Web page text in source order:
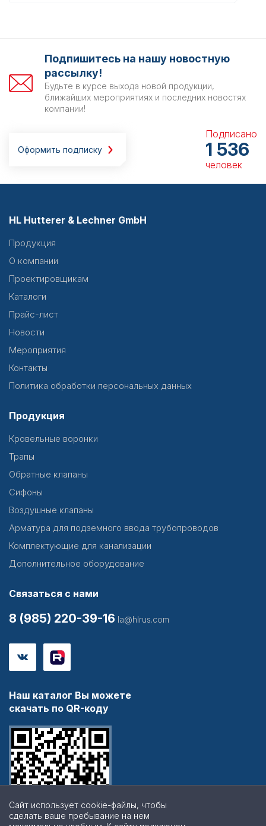
Подпишитесь на нашу новостную
рассылку!
Будьте в курсе выхода новой продукции,
ближайших мероприятиях и последних новостях
компании!
Оформить подписку
Подписано
1 536
человек
HL Hutterer & Lechner GmbH
Продукция
О компании
Проектировщикам
Каталоги
Прайс-лист
Новости
Мероприятия
Контакты
Политика обработки персональных данных
Продукция
Кровельные воронки
Трапы
Обратные клапаны
Сифоны
Воздушные клапаны
Арматура для подземного ввода трубопроводов
Комплектующие для канализации
Дополнительное оборудование
Связаться с нами
8 (985) 220-39-16 la@hlrus.com
Наш каталог Вы можете
скачать по QR-коду
Сайт использует cookie-файлы, чтобы
сделать ваше пребывание на нем